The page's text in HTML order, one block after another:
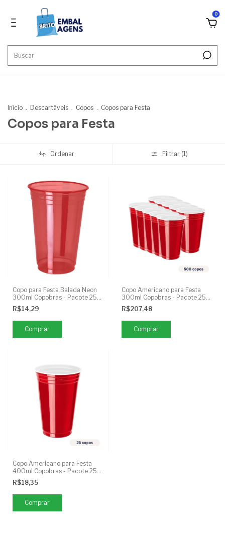
0
Início . Descartáveis . Copos . Copos para Festa
Copos para Festa
Ordenar Filtrar (1)
Copo para Festa Balada Neon
300ml Copobras - Pacote 25
Unidades
R$14,29
Comprar
Copo Americano para Festa
300ml Copobras - Pacote 25
Unidades
R$207,48
Comprar
Copo Americano para Festa
400ml Copobras - Pacote 25
Unidades
R$18,35
Comprar